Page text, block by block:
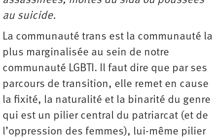
au suicide.
La communauté trans est la communauté la
plus marginalisée au sein de notre
communauté LGBTI. Il faut dire que par ses
parcours de transition, elle remet en cause
la fixité, la naturalité et la binarité du genre
qui est un pilier central du patriarcat (et de
l’oppression des femmes), lui-même pilier